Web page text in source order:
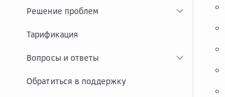
Решение проблем
Тарификация
Вопросы и ответы
Обратиться в поддержку